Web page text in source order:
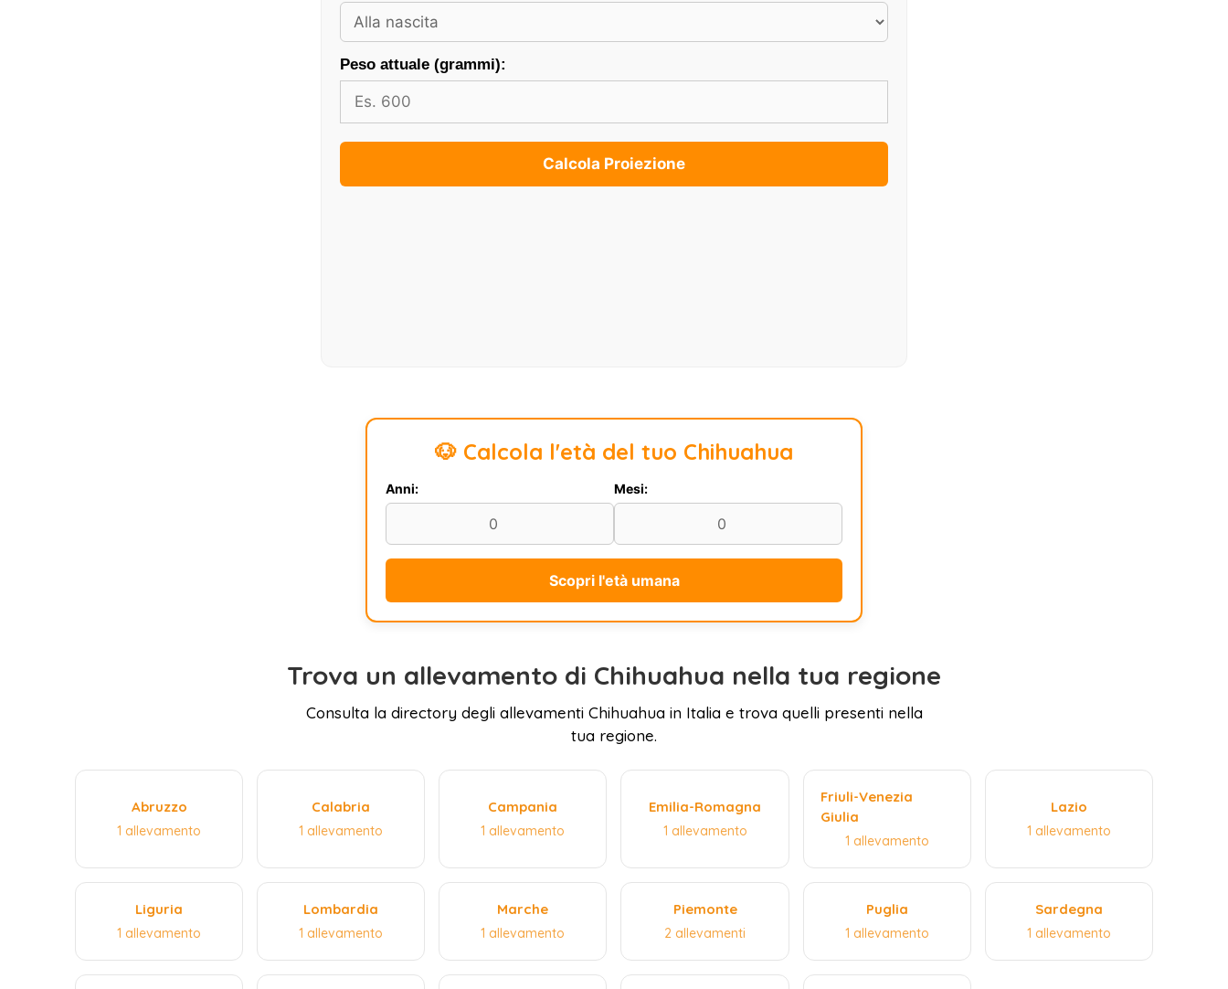
Peso attuale (grammi):
Calcola Proiezione
🐶 Calcola l'età del tuo Chihuahua
Anni: Mesi:
Scopri l'età umana
Trova un allevamento di Chihuahua nella tua regione
Consulta la directory degli allevamenti Chihuahua in Italia e trova quelli presenti nella
tua regione.
Abruzzo
1 allevamento
Calabria
1 allevamento
Campania
1 allevamento
Emilia-Romagna
1 allevamento
Friuli-Venezia
Giulia
1 allevamento
Lazio
1 allevamento
Liguria
1 allevamento
Lombardia
1 allevamento
Marche
1 allevamento
Piemonte
2 allevamenti
Puglia
1 allevamento
Sardegna
1 allevamento